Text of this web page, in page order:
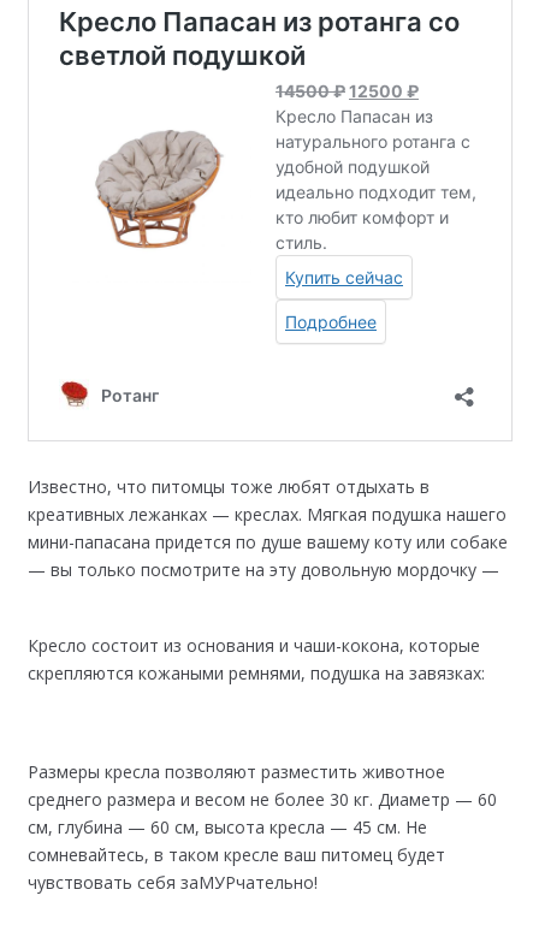
Известно, что питомцы тоже любят отдыхать в
креативных лежанках — креслах. Мягкая подушка нашего
мини-папасана придется по душе вашему коту или собаке
— вы только посмотрите на эту довольную мордочку —
Кресло состоит из основания и чаши-кокона, которые
скрепляются кожаными ремнями, подушка на завязках:
Размеры кресла позволяют разместить животное
среднего размера и весом не более 30 кг. Диаметр — 60
см, глубина — 60 см, высота кресла — 45 см. Не
сомневайтесь, в таком кресле ваш питомец будет
чувствовать себя заМУРчательно!